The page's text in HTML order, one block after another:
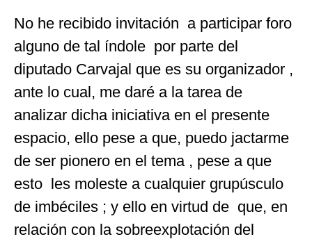
No he recibido invitación a participar foro
alguno de tal índole por parte del
diputado Carvajal que es su organizador ,
ante lo cual, me daré a la tarea de
analizar dicha iniciativa en el presente
espacio, ello pese a que, puedo jactarme
de ser pionero en el tema , pese a que
esto les moleste a cualquier grupúsculo
de imbéciles ; y ello en virtud de que, en
relación con la sobreexplotación del